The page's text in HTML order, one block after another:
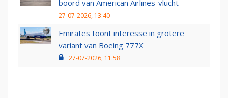
boord van American Airlines-vlucht
27-07-2026, 13:40
Emirates toont interesse in grotere
variant van Boeing 777X
27-07-2026, 11:58